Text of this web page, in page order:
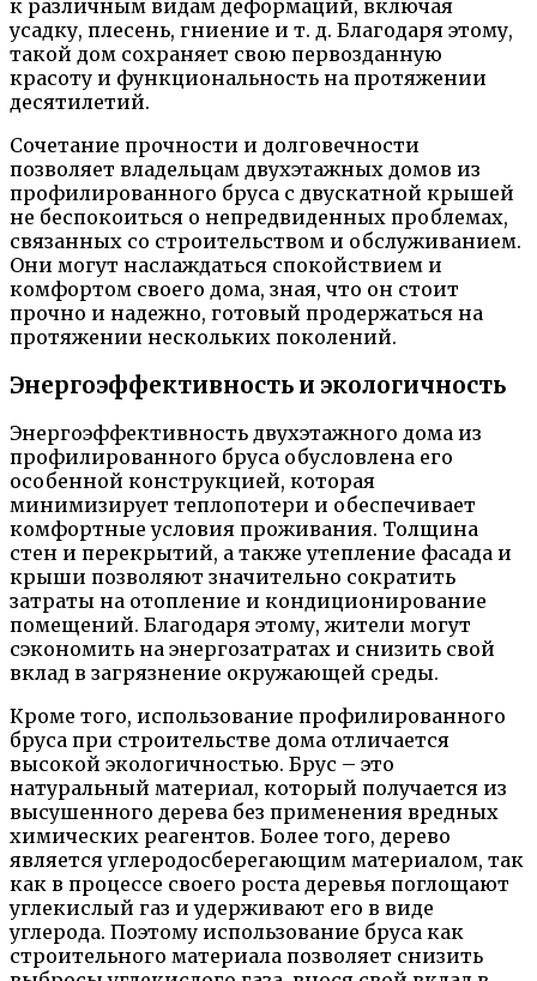
к различным видам деформаций, включая
усадку, плесень, гниение и т. д. Благодаря этому,
такой дом сохраняет свою первозданную
красоту и функциональность на протяжении
десятилетий.
Сочетание прочности и долговечности
позволяет владельцам двухэтажных домов из
профилированного бруса с двускатной крышей
не беспокоиться о непредвиденных проблемах,
связанных со строительством и обслуживанием.
Они могут наслаждаться спокойствием и
комфортом своего дома, зная, что он стоит
прочно и надежно, готовый продержаться на
протяжении нескольких поколений.
Энергоэффективность и экологичность
Энергоэффективность двухэтажного дома из
профилированного бруса обусловлена его
особенной конструкцией, которая
минимизирует теплопотери и обеспечивает
комфортные условия проживания. Толщина
стен и перекрытий, а также утепление фасада и
крыши позволяют значительно сократить
затраты на отопление и кондиционирование
помещений. Благодаря этому, жители могут
сэкономить на энергозатратах и снизить свой
вклад в загрязнение окружающей среды.
Кроме того, использование профилированного
бруса при строительстве дома отличается
высокой экологичностью. Брус – это
натуральный материал, который получается из
высушенного дерева без применения вредных
химических реагентов. Более того, дерево
является углеродосберегающим материалом, так
как в процессе своего роста деревья поглощают
углекислый газ и удерживают его в виде
углерода. Поэтому использование бруса как
строительного материала позволяет снизить